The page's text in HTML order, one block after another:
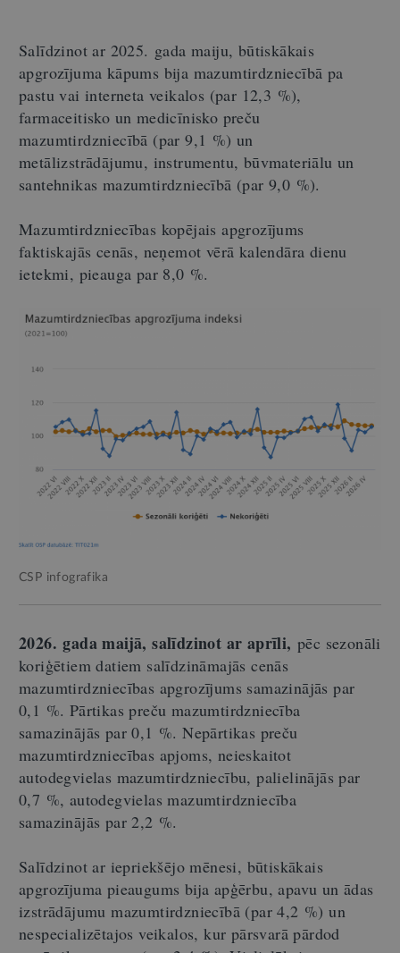
Salīdzinot ar 2025. gada maiju, būtiskākais
apgrozījuma kāpums bija mazumtirdzniecībā pa
pastu vai interneta veikalos (par 12,3 %),
farmaceitisko un medicīnisko preču
mazumtirdzniecībā (par 9,1 %) un
metālizstrādājumu, instrumentu, būvmateriālu un
santehnikas mazumtirdzniecībā (par 9,0 %).
Mazumtirdzniecības kopējais apgrozījums
faktiskajās cenās, neņemot vērā kalendāra dienu
ietekmi, pieauga par 8,0 %.
CSP infografika
2026. gada maijā, salīdzinot ar aprīli, pēc sezonāli
koriģētiem datiem salīdzināmajās cenās
mazumtirdzniecības apgrozījums samazinājās par
0,1 %. Pārtikas preču mazumtirdzniecība
samazinājās par 0,1 %. Nepārtikas preču
mazumtirdzniecības apjoms, neieskaitot
autodegvielas mazumtirdzniecību, palielinājās par
0,7 %, autodegvielas mazumtirdzniecība
samazinājās par 2,2 %.
Salīdzinot ar iepriekšējo mēnesi, būtiskākais
apgrozījuma pieaugums bija apģērbu, apavu un ādas
izstrādājumu mazumtirdzniecībā (par 4,2 %) un
nespecializētajos veikalos, kur pārsvarā pārdod